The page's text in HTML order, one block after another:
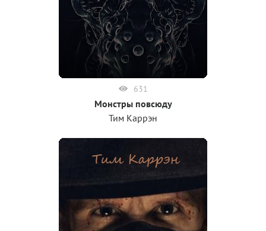
631
Монстры повсюду
Тим Каррэн